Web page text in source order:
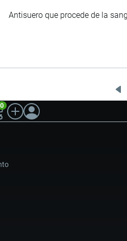
Antisuero que procede de la
0